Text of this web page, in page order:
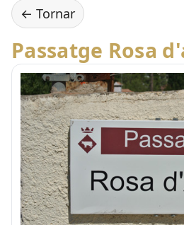
← Tornar
Passatge Rosa